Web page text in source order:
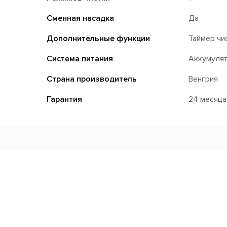
Сменная насадка
Да
Дополнительные функции
Таймер
Система питания
Страна производитель
Венгрия
Гарантия
24 месяца